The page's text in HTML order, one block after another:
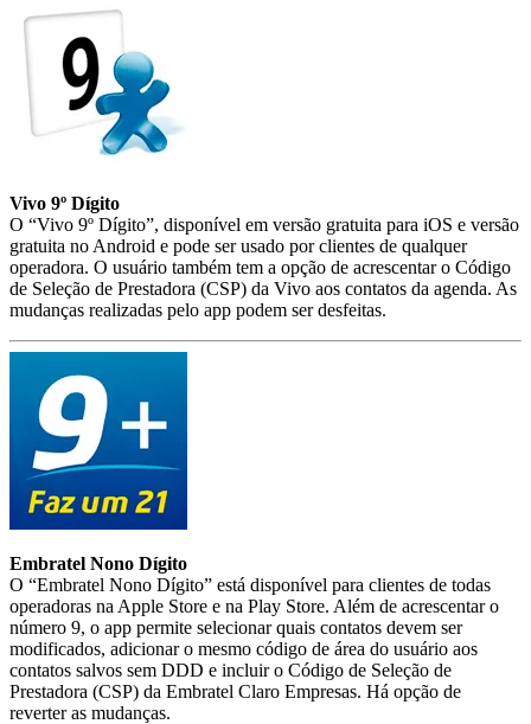
Vivo 9º Dígito
O “Vivo 9º Dígito”, disponível em versão gratuita para iOS e versão
gratuita no Android e pode ser usado por clientes de qualquer
operadora. O usuário também tem a opção de acrescentar o Código
de Seleção de Prestadora (CSP) da Vivo aos contatos da agenda. As
mudanças realizadas pelo app podem ser desfeitas.
Embratel Nono Dígito
O “Embratel Nono Dígito” está disponível para clientes de todas
operadoras na Apple Store e na Play Store. Além de acrescentar o
número 9, o app permite selecionar quais contatos devem ser
modificados, adicionar o mesmo código de área do usuário aos
contatos salvos sem DDD e incluir o Código de Seleção de
Prestadora (CSP) da Embratel Claro Empresas. Há opção de
reverter as mudanças.